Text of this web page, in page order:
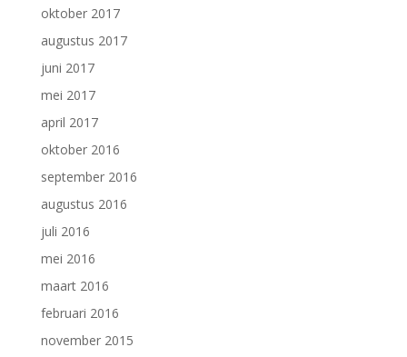
oktober 2017
augustus 2017
juni 2017
mei 2017
april 2017
oktober 2016
september 2016
augustus 2016
juli 2016
mei 2016
maart 2016
februari 2016
november 2015